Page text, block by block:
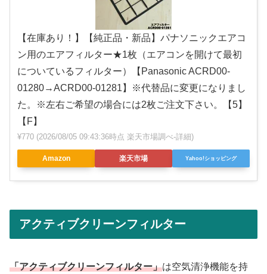
【在庫あり！】【純正品・新品】パナソニックエアコ
ン用のエアフィルター★1枚（エアコンを開けて最初
についているフィルター）【Panasonic ACRD00-
01280→ACRD00-01281】※代替品に変更になりまし
た。※左右ご希望の場合には2枚ご注文下さい。【5】
【F】
¥770 (2026/08/05 09:43:36時点 楽天市場調べ-詳細)
Amazon 楽天市場 Yahoo!ショッピング
アクティブクリーンフィルター
「アクティブクリーンフィルター」は空気清浄機能を持